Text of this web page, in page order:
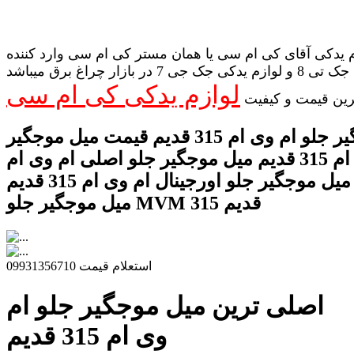
یدکی آقای کی ام سی یا همان مستر کی ام سی وارد کننده
لوازم یدکی جک تی 8 و لوازم یدکی جک جی 7 در بازار چراغ برق میباشد
قیمت و کیفیت لوازم یدکی کی ام سی
میل موجگیر جلو ام وی ام 315 قدیم قیمت میل موجگیر
جلو ام وی ام 315 قدیم میل موجگیر جلو اصلی ام وی ام
315 قدیم میل موجگیر جلو اورجینال ام وی ام 315 قدیم
میل موجگیر جلو MVM 315 قدیم
استعلام قیمت 09931356710
اصلی ترین میل موجگیر جلو ام
وی ام 315 قدیم